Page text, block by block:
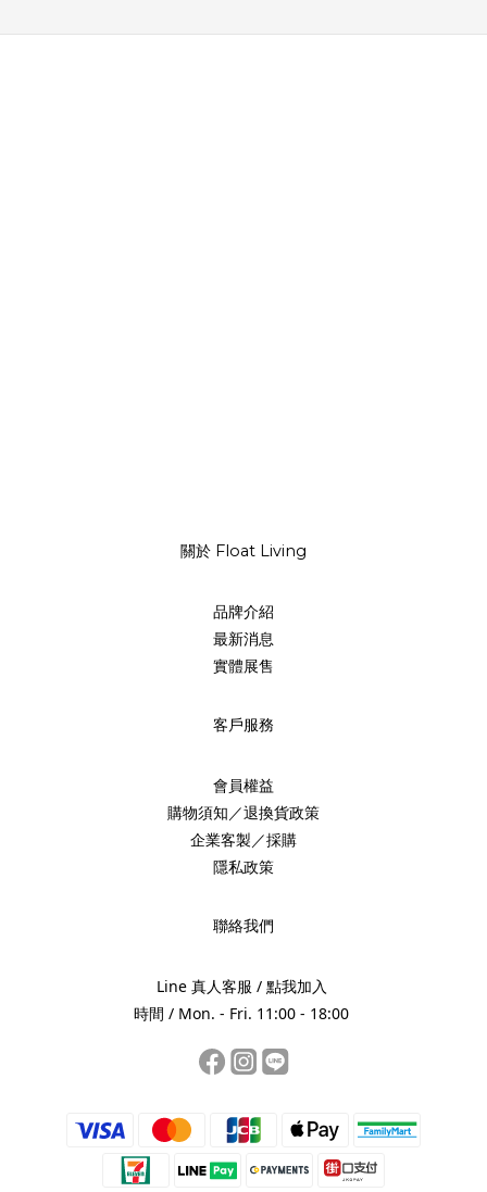
關於 Float Living
品牌介紹
最新消息
實體展售
客戶服務
會員權益
購物須知／退換貨政策
企業客製／採購
隱私政策
聯絡我們
Line 真人客服 / 點我加入
時間 / Mon. - Fri. 11:00 - 18:00